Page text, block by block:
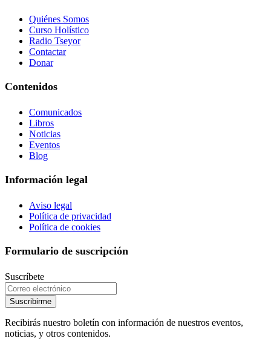
Quiénes Somos
Curso Holístico
Radio Tseyor
Contactar
Donar
Contenidos
Comunicados
Libros
Noticias
Eventos
Blog
Información legal
Aviso legal
Política de privacidad
Política de cookies
Formulario de suscripción
Suscríbete
Suscribirme
Recibirás nuestro boletín con información de nuestros eventos,
noticias, y otros contenidos.